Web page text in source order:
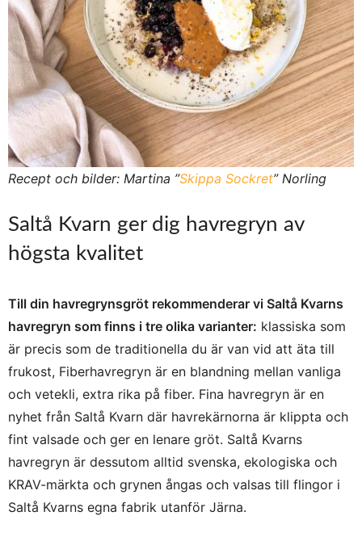
Recept och bilder: Martina ”Skippa Sockret” Norling
Saltå Kvarn ger dig havregryn av
högsta kvalitet
Till din havregrynsgröt rekommenderar vi Saltå Kvarns
havregryn som finns i tre olika varianter: klassiska som
är precis som de traditionella du är van vid att äta till
frukost, Fiberhavregryn är en blandning mellan vanliga
och vetekli, extra rika på fiber. Fina havregryn är en
nyhet från Saltå Kvarn där havrekärnorna är klippta och
fint valsade och ger en lenare gröt. Saltå Kvarns
havregryn är dessutom alltid svenska, ekologiska och
KRAV-märkta och grynen ångas och valsas till flingor i
Saltå Kvarns egna fabrik utanför Järna.